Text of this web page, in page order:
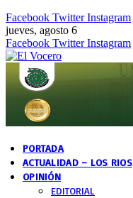
Facebook Twitter Instagram
jueves, agosto 6
Facebook Twitter Instagram
PORTADA
ACTUALIDAD – LOS RIOS
OPINIÓN
EDITORIAL